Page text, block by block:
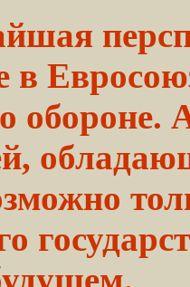
в
обороне.